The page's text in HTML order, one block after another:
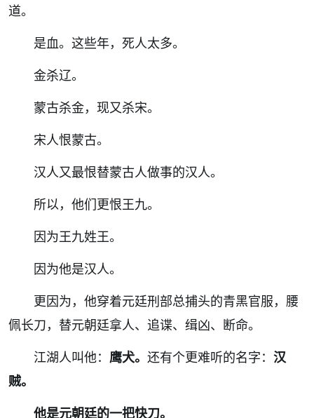
道。
是血。这些年，死人太多。
金杀辽。
蒙古杀金，现又杀宋。
宋人恨蒙古。
汉人又最恨替蒙古人做事的汉人。
所以，他们更恨王九。
因为王九姓王。
因为他是汉人。
更因为，他穿着元廷刑部总捕头的青黑官服，腰
佩长刀，替元朝廷拿人、追谍、缉凶、断命。
江湖人叫他： 鹰犬。 还有个更难听的名字： 汉
贼。
他是元朝廷的一把快刀。